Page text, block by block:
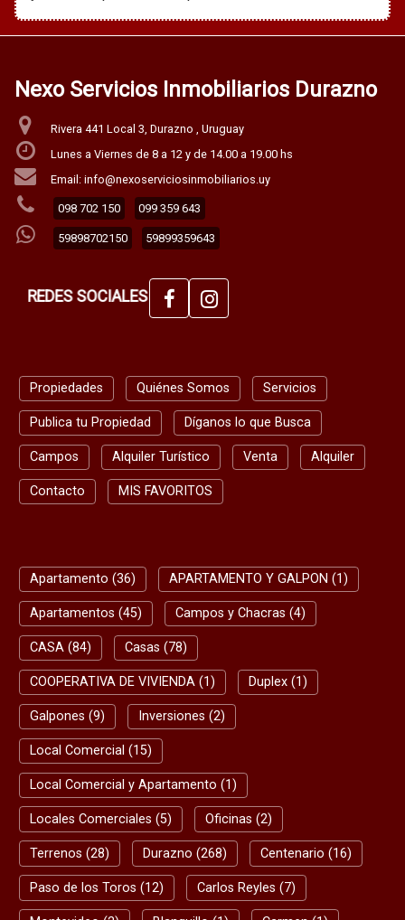
Nexo Servicios Inmobiliarios Durazno
Rivera 441 Local 3, Durazno , Uruguay
Lunes a Viernes de 8 a 12 y de 14.00 a 19.00 hs
Email: info@nexoserviciosinmobiliarios.uy
098 702 150 099 359 643
59898702150 59899359643
REDES SOCIALES
Propiedades Quiénes Somos Servicios
Publica tu Propiedad Díganos lo que Busca
Campos Alquiler Turístico Venta Alquiler
Contacto MIS FAVORITOS
Apartamento (36) APARTAMENTO Y GALPON (1)
Apartamentos (45) Campos y Chacras (4)
CASA (84) Casas (78)
COOPERATIVA DE VIVIENDA (1) Duplex (1)
Galpones (9) Inversiones (2)
Local Comercial (15)
Local Comercial y Apartamento (1)
Locales Comerciales (5) Oficinas (2)
Terrenos (28) Durazno (268) Centenario (16)
Paso de los Toros (12) Carlos Reyles (7)